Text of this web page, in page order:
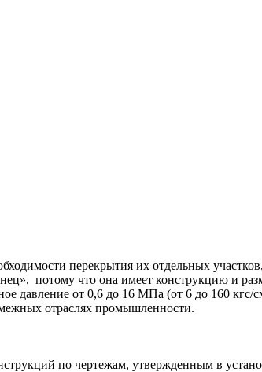
перекрытия их отдельных
потому что она имеет конструкцию и
давление от 0,6 до 16 МПа (от 6 до 160 кгс/
отраслях промышленности.
по чертежам, утвержденным в